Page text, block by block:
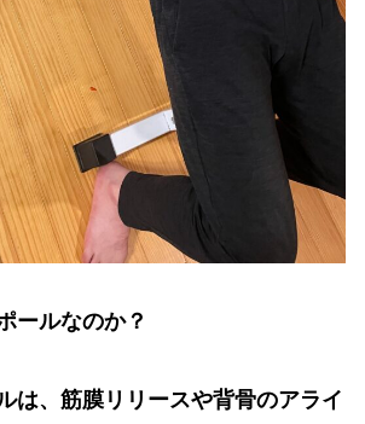
ールなのか？
は、筋膜リリースや背骨のアライ